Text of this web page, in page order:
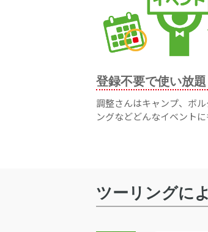
登録不要で使い放題
調整さんはキャンプ、ボ
ングなどどんなイベントに
ツーリングに